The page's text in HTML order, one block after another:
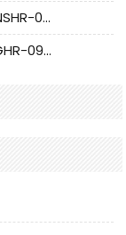
Conector JST - Fornece conector JST NSHR-02V-S original | substituto
Conector JST - fornece conector JST GHR-09V-S autêntico | substituto